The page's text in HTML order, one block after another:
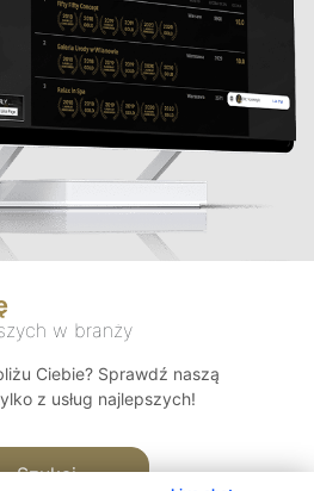
w branży
Ciebie? Sprawdź naszą
z usług najlepszych!
Szukaj